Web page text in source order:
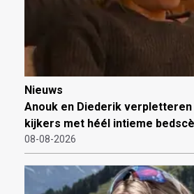
Nieuws
Anouk en Diederik
kijkers met héél intieme
08-08-2026